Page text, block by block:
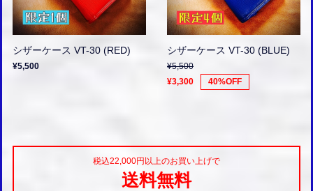
シザーケース VT-30 (RED)
¥5,500
シザーケース VT-30 (BLUE)
¥5,500
¥3,300
40%OFF
税込22,000円以上のお買い上げで
送料無料